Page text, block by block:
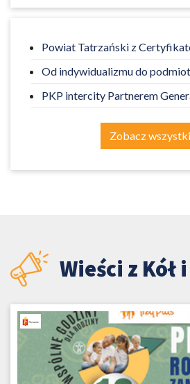
Powiat Tatrzański z
Od indywidualizmu do
PKP intercity Partnerem
Zobacz
Wieści z Kół